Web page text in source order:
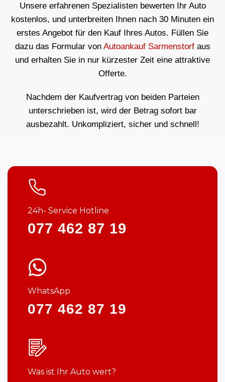
Unsere erfahrenen Spezialisten bewerten Ihr Auto
kostenlos, und unterbreiten Ihnen nach 30 Minuten ein
erstes Angebot für den Kauf Ihres Autos. Füllen Sie
dazu das Formular von Autoankauf Sarmenstorfaus
und erhalten Sie in nur kürzester Zeit eine attraktive
Offerte.
Nachdem der Kaufvertrag von beiden Parteien
unterschrieben ist, wird der Betrag sofort bar
ausbezahlt. Unkompliziert, sicher und schnell!
24h- Service Hotline
077 462 87 19
WhatsApp
077 462 87 19
Was ist Ihr Auto wert?